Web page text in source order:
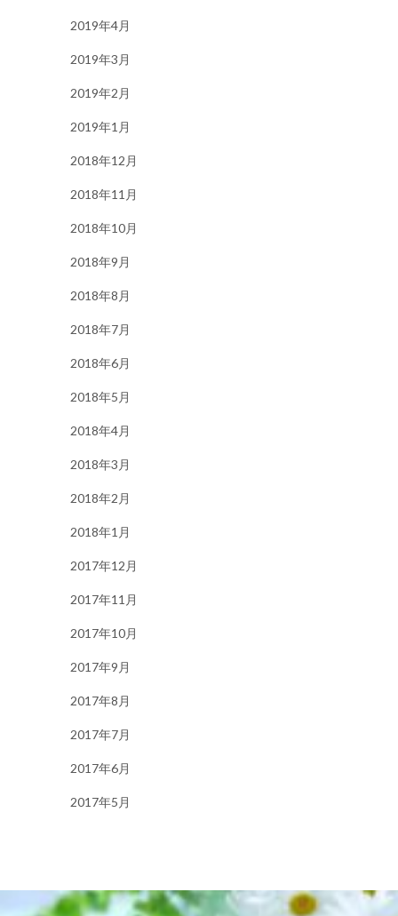
2019年4月
2019年3月
2019年2月
2019年1月
2018年12月
2018年11月
2018年10月
2018年9月
2018年8月
2018年7月
2018年6月
2018年5月
2018年4月
2018年3月
2018年2月
2018年1月
2017年12月
2017年11月
2017年10月
2017年9月
2017年8月
2017年7月
2017年6月
2017年5月